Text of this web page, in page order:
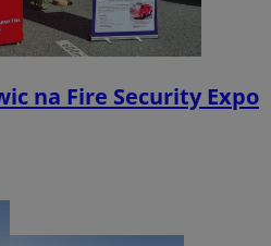
na Fire Security Expo